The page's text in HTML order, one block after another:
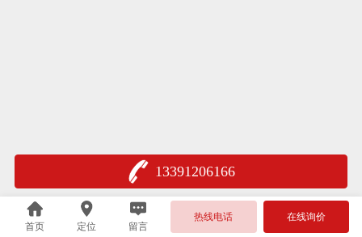
13391206166
首页 定位 留言
热线电话 在线询价